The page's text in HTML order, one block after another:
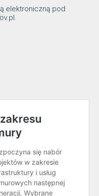
elektroniczną pod